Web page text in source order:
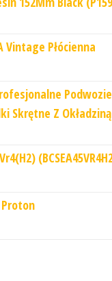
Vintage Płócienna
Podwozie
Skrętne Z